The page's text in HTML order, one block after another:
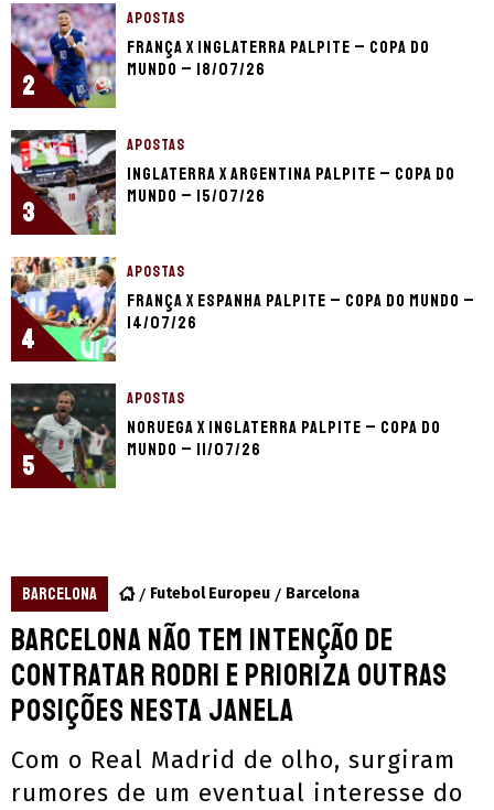
2
APOSTAS
França x Inglaterra palpite – Copa do
Mundo – 18/07/26
3
APOSTAS
Inglaterra x Argentina palpite – Copa do
Mundo – 15/07/26
4
APOSTAS
França x Espanha palpite – Copa do Mundo –
14/07/26
5
APOSTAS
Noruega x Inglaterra palpite – Copa do
Mundo – 11/07/26
BARCELONA Futebol Europeu Barcelona
Barcelona não tem intenção de
contratar Rodri e prioriza outras
posições nesta janela
Com o Real Madrid de olho, surgiram
rumores de um eventual interesse do